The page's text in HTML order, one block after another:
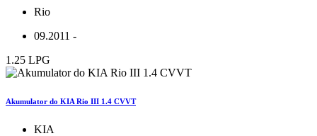
Rio
09.2011 -
1.25 LPG
Akumulator do KIA Rio III 1.4 CVVT
KIA